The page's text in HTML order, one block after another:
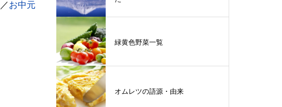
／ お中元
緑黄色野菜一覧
オムレツの語源・由来